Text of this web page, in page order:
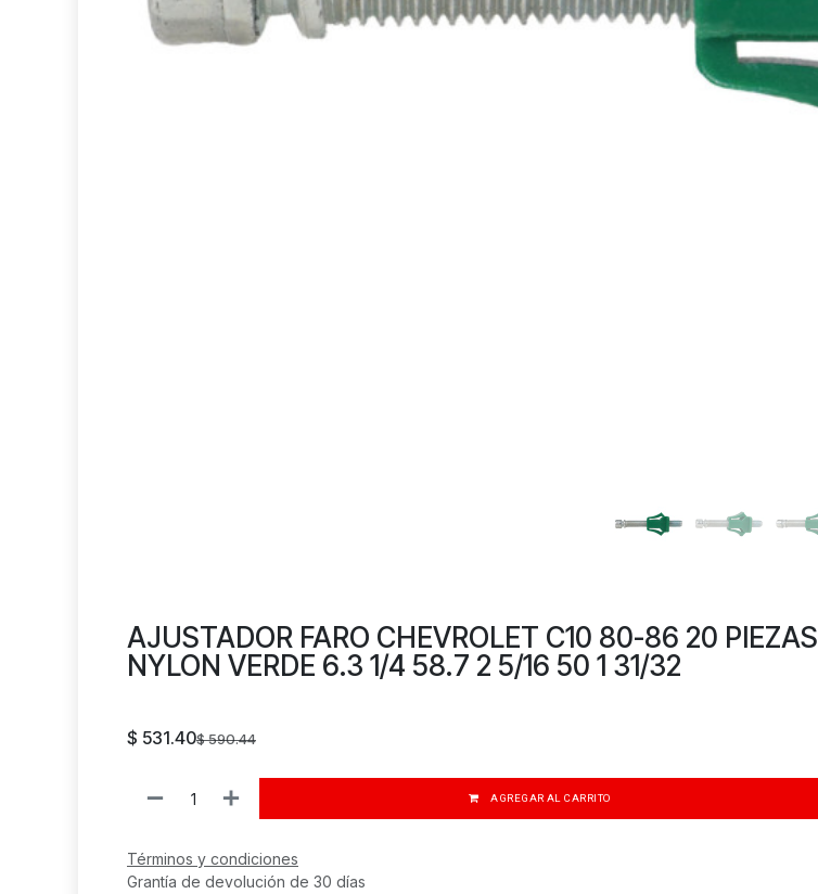
AJUSTADOR FARO CHEVROLET C10 80-86 20 PIEZAS
NYLON VERDE 6.3 1/4 58.7 2 5/16 50 1 31/32
$ 531.40$590.44
AGREGAR AL CARRITO
Términos y condiciones
Grantía de devolución de 30 días